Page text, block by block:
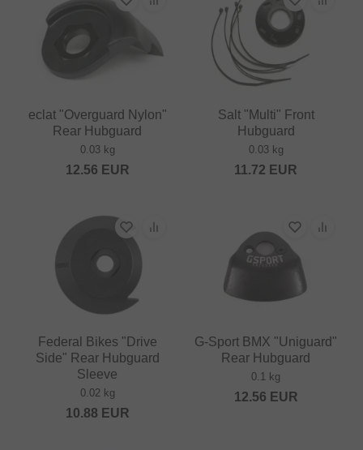
eclat "Overguard Nylon"
Rear Hubguard
0.03 kg
12.56 EUR
Salt "Multi" Front
Hubguard
0.03 kg
11.72 EUR
Federal Bikes "Drive
Side" Rear Hubguard
Sleeve
0.02 kg
10.88 EUR
G-Sport BMX "Uniguard"
Rear Hubguard
0.1 kg
12.56 EUR